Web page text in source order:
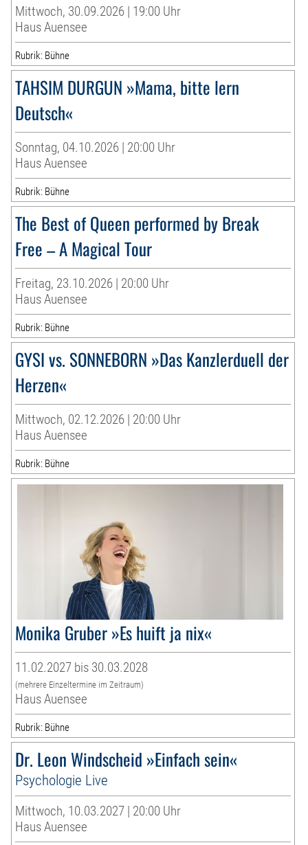
Mittwoch, 30.09.2026 | 19:00 Uhr
Haus Auensee
Rubrik: Bühne
TAHSIM DURGUN »Mama, bitte lern
Deutsch«
Sonntag, 04.10.2026 | 20:00 Uhr
Haus Auensee
Rubrik: Bühne
The Best of Queen performed by Break
Free – A Magical Tour
Freitag, 23.10.2026 | 20:00 Uhr
Haus Auensee
Rubrik: Bühne
GYSI vs. SONNEBORN »Das Kanzlerduell der
Herzen«
Mittwoch, 02.12.2026 | 20:00 Uhr
Haus Auensee
Rubrik: Bühne
Monika Gruber »Es huift ja nix«
11.02.2027 bis 30.03.2028
(mehrere Einzeltermine im Zeitraum)
Haus Auensee
Rubrik: Bühne
Dr. Leon Windscheid »Einfach sein«
Psychologie Live
Mittwoch, 10.03.2027 | 20:00 Uhr
Haus Auensee